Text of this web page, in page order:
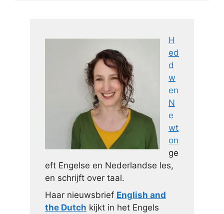
H
ed
d
w
en
N
e
wt
on
ge
eft Engelse en Nederlandse les,
en schrijft over taal.
Haar nieuwsbrief English and
the Dutch kijkt in het Engels